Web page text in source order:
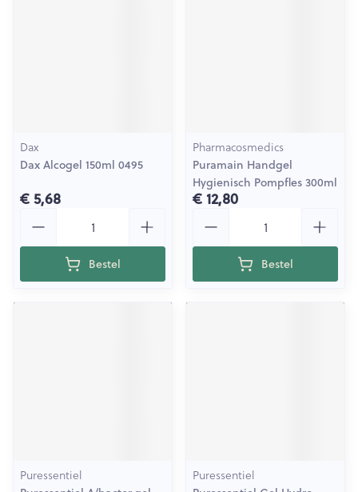
Dax
Dax Alcogel 150ml 0495
€ 5,68
Bestel
Pharmacosmedics
Puramain Handgel
Hygienisch Pompfles 300ml
€ 12,80
Bestel
Puressentiel
Puressentiel